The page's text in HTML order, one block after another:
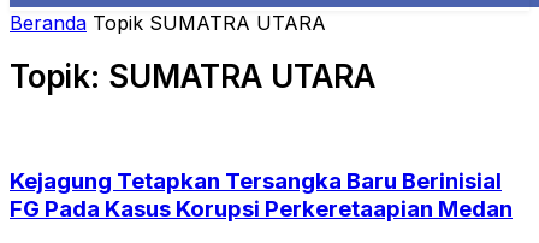
Beranda Topik SUMATRA UTARA
Topik: SUMATRA UTARA
Kejagung Tetapkan Tersangka Baru Berinisial
FG Pada Kasus Korupsi Perkeretaapian Medan